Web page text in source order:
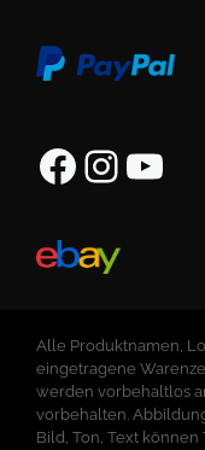
Facebook
Alle Produktnamen,
eingetragene
werden vorbehaltlos
vorbehalten.
Bild, Ton, Text